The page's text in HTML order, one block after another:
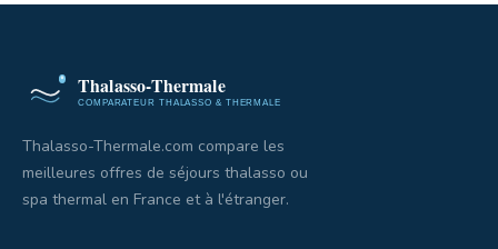
Thalasso-Thermale.com compare les
meilleures offres de séjours thalasso ou
spa thermal en France et à l'étranger.